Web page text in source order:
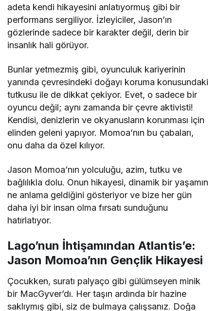
adeta kendi hikayesini anlatıyormuş gibi bir
performans sergiliyor. İzleyiciler, Jason’ın
gözlerinde sadece bir karakter değil, derin bir
insanlık hali görüyor.
Bunlar yetmezmiş gibi, oyunculuk kariyerinin
yanında çevresindeki doğayı koruma konusundaki
tutkusu ile de dikkat çekiyor. Evet, o sadece bir
oyuncu değil; aynı zamanda bir çevre aktivisti!
Kendisi, denizlerin ve okyanusların korunması için
elinden geleni yapıyor. Momoa’nın bu çabaları,
onu daha da özel kılıyor.
Jason Momoa’nın yolculuğu, azim, tutku ve
bağlılıkla dolu. Onun hikayesi, dinamik bir yaşamın
ne anlama geldiğini gösteriyor ve bize her gün
daha iyi bir insan olma fırsatı sunduğunu
hatırlatıyor.
Lago’nun İhtişamından Atlantis’e:
Jason Momoa’nın Gençlik Hikayesi
Çocukken, suratı palyaço gibi gülümseyen minik
bir MacGyver’dı. Her taşın ardında bir hazine
saklıymış gibi, siz de bulmaya çalışsanız. Doğa